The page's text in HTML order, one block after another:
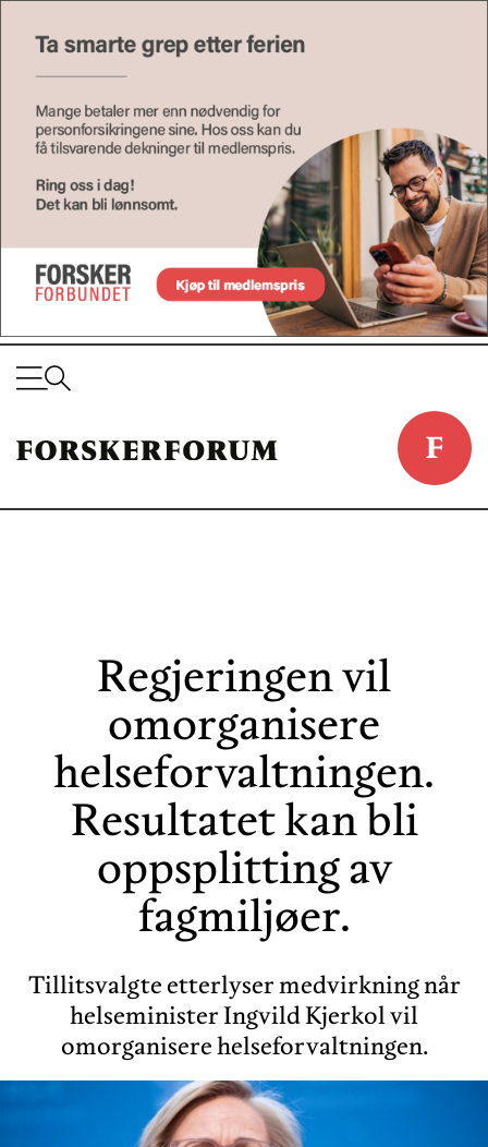
Regjeringen vil
omorganisere
helseforvaltningen.
Resultatet kan bli
oppsplitting av
fagmiljøer.
Tillitsvalgte etterlyser medvirkning når
helseminister Ingvild Kjerkol vil
omorganisere helseforvaltningen.